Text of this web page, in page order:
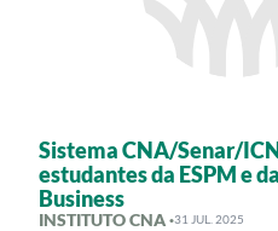
Sistema CNA/Senar/
estudantes da ESPM e
Business
INSTITUTO CNA ·31 JUL. 2025